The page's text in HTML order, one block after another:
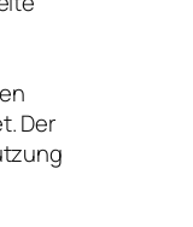
Der